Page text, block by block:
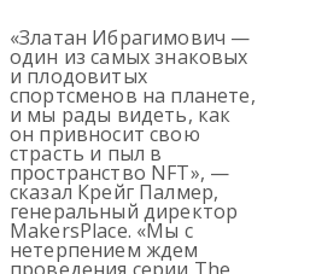
«Златан Ибрагимович —
один из самых знаковых
и плодовитых
спортсменов на планете,
и мы рады видеть, как
он привносит свою
страсть и пыл в
пространство NFT», —
сказал Крейг Палмер,
генеральный директор
MakersPlace. «Мы с
нетерпением ждем